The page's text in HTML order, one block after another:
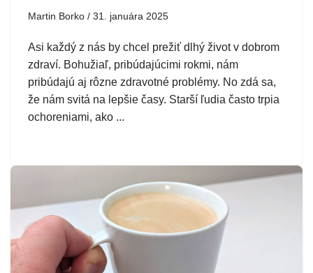
Martin Borko 31. januára 2025
Asi každý z nás by chcel prežiť dlhý život v dobrom
zdraví. Bohužiaľ, pribúdajúcimi rokmi, nám
pribúdajú aj rôzne zdravotné problémy. No zdá sa,
že nám svitá na lepšie časy. Starší ľudia často trpia
ochoreniami, ako ...